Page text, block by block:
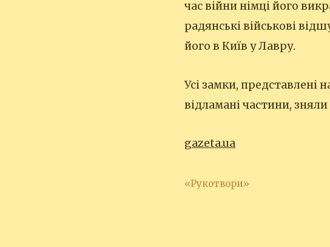
час війни німці його
радянські військові
його в Київ у Лавру.
Усі замки, представлені
відламані частини, зняли
gazeta.ua
«Рукотвори»